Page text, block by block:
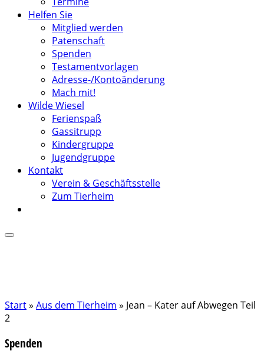
Helfen Sie
Mitglied werden
Patenschaft
Spenden
Testamentvorlagen
Adresse-/Kontoänderung
Mach mit!
Wilde Wiesel
Ferienspaß
Gassitrupp
Kindergruppe
Jugendgruppe
Kontakt
Verein & Geschäftsstelle
Zum Tierheim
Start» Aus dem Tierheim » Jean – Kater auf Abwegen Teil
2
Spenden